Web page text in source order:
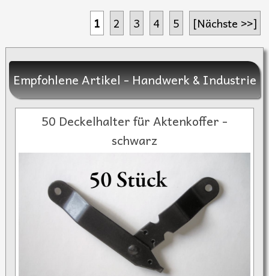
1
2 3 4 5 [Nächste >>]
Empfohlene Artikel - Handwerk & Industrie
50 Deckelhalter für Aktenkoffer -
schwarz